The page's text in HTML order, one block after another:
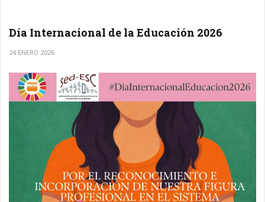
Día Internacional de la Educación 2026
24 ENERO 2026